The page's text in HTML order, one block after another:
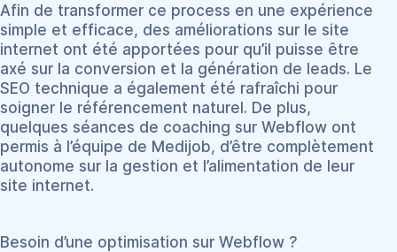
Afin de transformer ce process en une expérience
simple et efficace, des améliorations sur le site
internet ont été apportées pour qu’il puisse être
axé sur la conversion et la génération de leads. Le
SEO technique a également été rafraîchi pour
soigner le référencement naturel. De plus,
quelques séances de coaching sur Webflow ont
permis à l’équipe de Medijob, d’être complètement
autonome sur la gestion et l’alimentation de leur
site internet.
Besoin d’une optimisation sur Webflow ?